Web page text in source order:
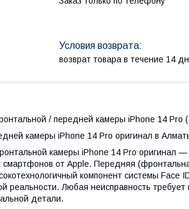
возврат товара в течение 14
/ передней камеры iPhone 14 Pro
камеры iPhone 14 Pro оригинал в
камеры iPhone 14 Pro оригинал —
смартфонов от Apple. Передняя
компонент системы Face
реальности. Любая неисправность
детали.